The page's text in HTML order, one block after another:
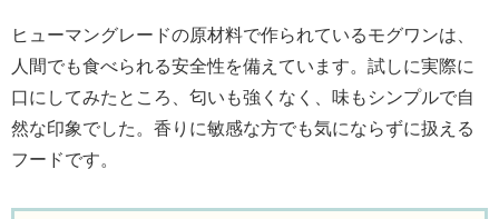
ヒューマングレードの原材料で作られているモグワンは、
人間でも食べられる安全性を備えています。試しに実際に
口にしてみたところ、匂いも強くなく、味もシンプルで自
然な印象でした。香りに敏感な方でも気にならずに扱える
フードです。